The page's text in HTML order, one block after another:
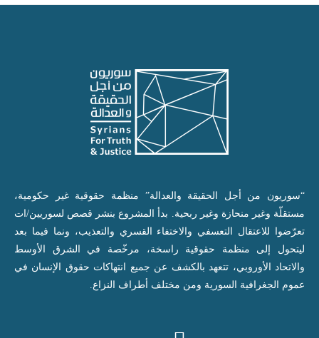
“سوريون من أجل الحقيقة والعدالة” منظمة حقوقية غير حكومية،
مستقلّة وغير منحازة وغير ربحية. بدأ المشروع بنشر قصص لسوريين/ات
تعرّضوا للاعتقال التعسفي والاختفاء القسري والتعذيب، ونما فيما بعد
ليتحول إلى منظمة حقوقية راسخة، مرخّصة في الشرق الأوسط
والاتحاد الأوروبي، تتعهد بالكشف عن جميع انتهاكات حقوق الإنسان في
عموم الجغرافية السورية ومن مختلف أطراف النزاع.